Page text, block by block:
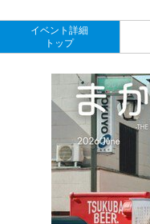
イベント詳細
トップ